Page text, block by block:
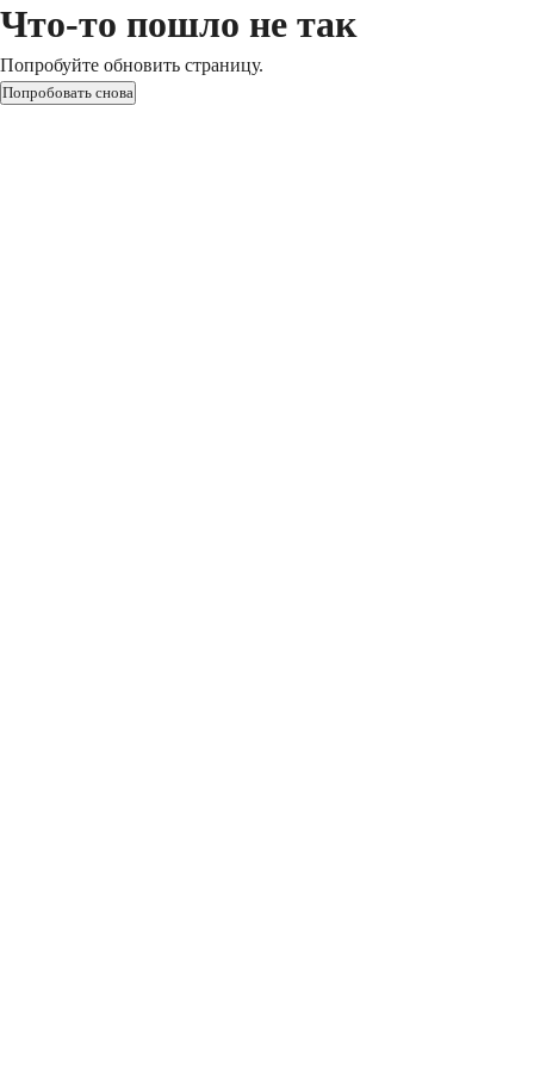
Что-то пошло не так
Попробуйте обновить страницу.
Попробовать снова